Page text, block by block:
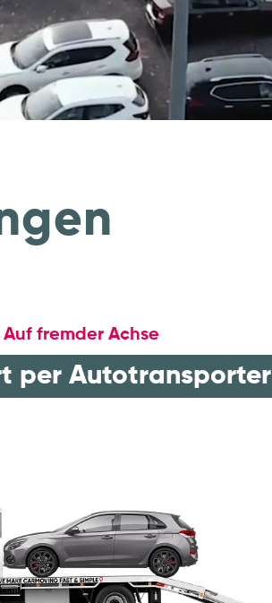
Auf fremder Achse
per Autotransporter